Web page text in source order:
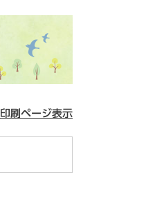
印刷ページ表示